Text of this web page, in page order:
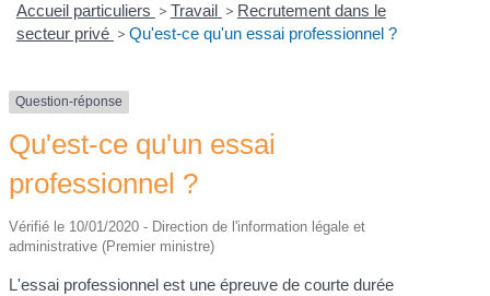
Accueil particuliers > Travail > Recrutement dans le
secteur privé > Qu'est-ce qu'un essai professionnel ?
Question-réponse
Qu'est-ce qu'un essai
professionnel ?
Vérifié le 10/01/2020 - Direction de l'information légale et
administrative (Premier ministre)
L'essai professionnel est une épreuve de courte durée